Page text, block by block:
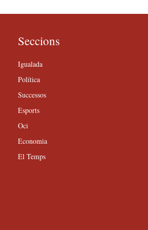
Seccions
Igualada
Política
Successos
Esports
Oci
Economia
El Temps